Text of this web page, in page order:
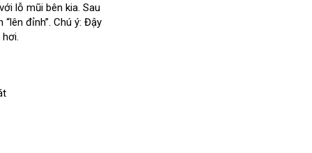
sỉhàng
đăng
với lỗ mũi bên kiavệ
sinh
. Sau
đỉnh”thanh
. Chú ý: Đậy